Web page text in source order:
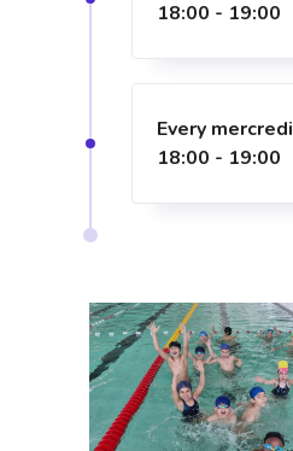
18:00 - 19:00
Every mercredi
18:00 - 19:00